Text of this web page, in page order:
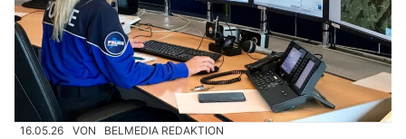
16.05.26 VON BELMEDIA REDAKTION